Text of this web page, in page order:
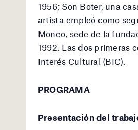
1956; Son Boter, una
artista empleó como
Moneo, sede de la
1992. Las dos primeras
Interés Cultural (BIC).
PROGRAMA
Presentación del